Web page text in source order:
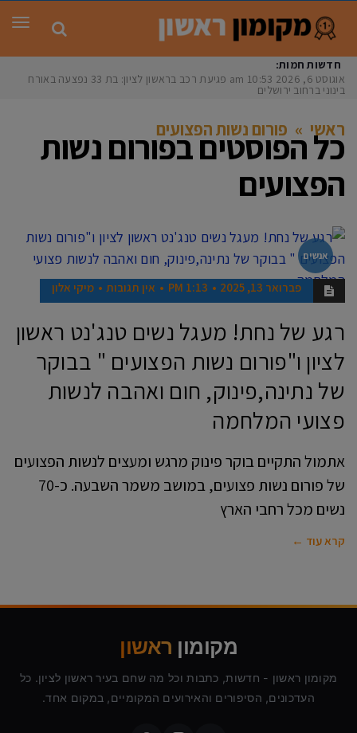
חדשות חמות:
אוגוסט 6, 2026
10:53 am פגיעת רכב בראשון לציון: בת 33 נפצעה באורח
בינוני ברחוב ירושלים
ראשי » פורום נשות הפצועים
כל הפוסטים בפורום נשות
הפצועים
אנשים
פברואר 13, 2025 1:13 PM אין תגובות מיקי אלון
רגע של נחת! מעגל נשים טנג'נט ראשון
לציון ו"פורום נשות הפצועים " בבוקר
של נתינה,פינוק, חום ואהבה לנשות
פצועי המלחמה
אתמול התקיים בוקר פינוק מרגש ומעצים לנשות הפצועים
של פורום נשות פצועים, במושב משמר השבעה. כ-70
נשים מכל רחבי הארץ
קרא עוד ←
מקומון ראשון
מקומון ראשון - חדשות, כתבות וכל מה שחם בעיר ראשון לציון. כל
העדכונים, הסיפורים והאירועים המקומיים, במקום אחד.